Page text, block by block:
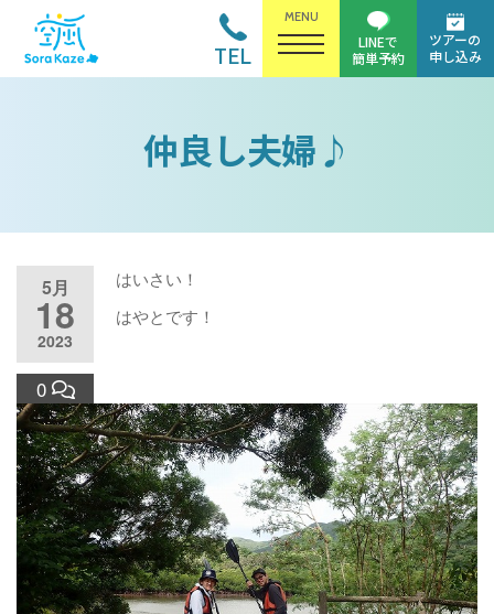
MENU
TEL
ツアーの
申し込み
LINEで
簡単予約
仲良し夫婦♪
5月
18
2023
0
はいさい！
はやとです！